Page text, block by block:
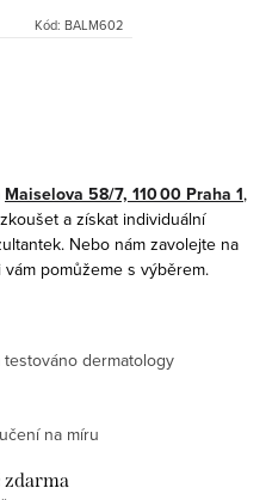
Kód: BALM602
Maiselova 58/7, 110 00 Praha 1,
a získat individuální
Nebo nám zavolejte na
pomůžeme s výběrem.
dermatology
na míru
zdarma